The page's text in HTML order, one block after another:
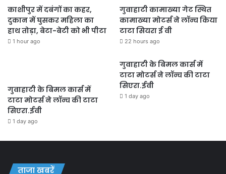
काशीपुर में दबंगों का कहर,
दुकान में घुसकर महिला का
हाथ तोड़ा, बेटा-बेटी को भी पीटा
1 hour ago
गुवाहाटी कामाख्या गेट स्थित
कामाख्या मोटर्स ने लॉन्च किया
टाटा सियरा ई वी
22 hours ago
गुवाहाटी के बिमल कार्स में
टाटा मोटर्स ने लॉन्च की टाटा
सिएरा.ईवी
1 day ago
गुवाहाटी के बिमल कार्स में
टाटा मोटर्स ने लॉन्च की टाटा
सिएरा.ईवी
1 day ago
ताजा खबरें